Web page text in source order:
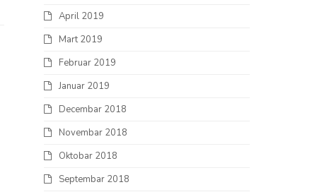
April 2019
Mart 2019
Februar 2019
Januar 2019
Decembar 2018
Novembar 2018
Oktobar 2018
Septembar 2018